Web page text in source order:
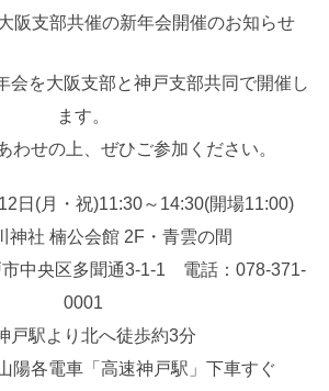
阪支部共催の新年会開催のお知らせ
会を大阪支部と神戸支部共同で開催し
ます。
わせの上、ぜひご参加ください。
日(月・祝)11:30～14:30(開場11:00)
神社 楠公会館 2F・青雲の間
中央区多聞通3-1-1 電話：078-371-
0001
戸駅より北へ徒歩約3分
陽各電車「高速神戸駅」下車すぐ